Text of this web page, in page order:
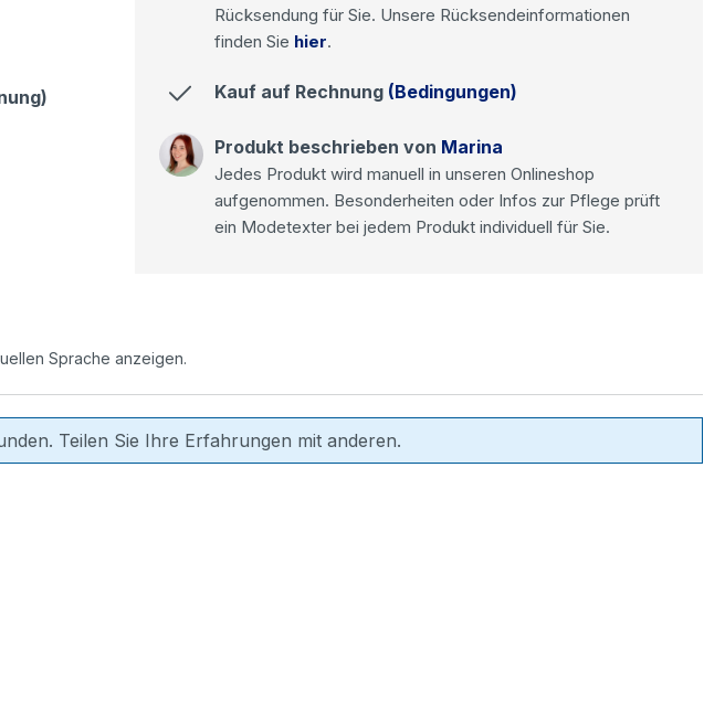
Rücksendung für Sie. Unsere Rücksendeinformationen
finden Sie hier.
Kauf auf Rechnung (Bedingungen)
Produkt beschrieben von Marina
Jedes Produkt wird manuell in unseren Onlineshop
aufgenommen. Besonderheiten oder Infos zur Pflege prüft
ein Modetexter bei jedem Produkt individuell für Sie.
Sprache anzeigen.
Teilen Sie Ihre Erfahrungen mit anderen.